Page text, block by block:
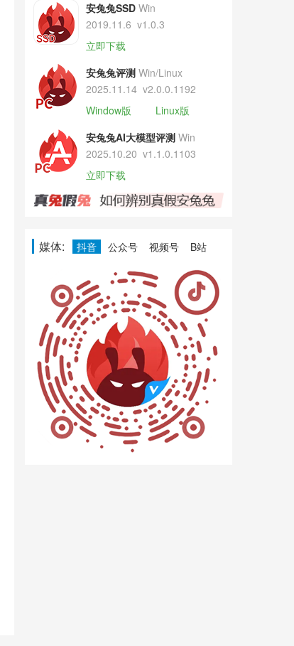
安兔兔SSD Win
2019.11.6 v1.0.3
立即下载
安兔兔评测 Win/Linux
2025.11.14 v2.0.0.1192
Window版
Linux版
安兔兔AI大模型评测 Win
2025.10.20 v1.1.0.1103
立即下载
媒体: 抖音 公众号 视频号 B站